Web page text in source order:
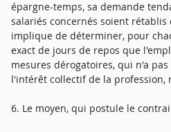
épargne-temps, sa demande
salariés concernés soient
implique de déterminer, pour
exact de jours de repos que
mesures dérogatoires, qui n'a
l'intérêt collectif de la profession,
6. Le moyen, qui postule le